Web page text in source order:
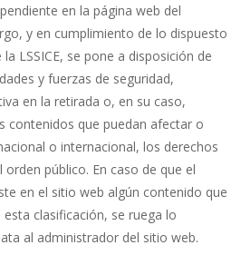
en la página web del
y en cumplimiento de lo dispuesto
LSSICE, se pone a disposición de
y fuerzas de seguridad,
en la retirada o, en su caso,
contenidos que puedan afectar o
o internacional, los derechos
público. En caso de que el
en el sitio web algún contenido que
clasificación, se ruega lo
al administrador del sitio web.